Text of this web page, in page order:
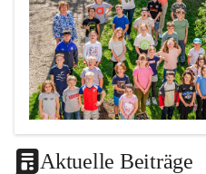
Aktuelle Beiträge